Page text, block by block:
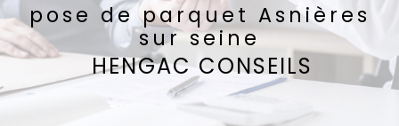
pose de parquet Asnières
sur seine
HENGAC CONSEILS